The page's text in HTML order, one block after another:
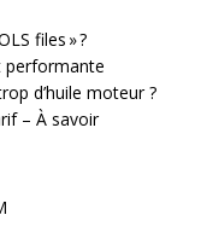
files » ?
performante
d’huile moteur ?
– À savoir